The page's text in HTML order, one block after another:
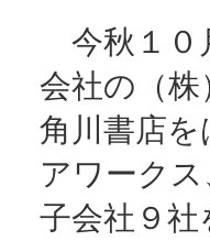
今秋１０
会社の（株
角川書店
アワーク
子会社９社